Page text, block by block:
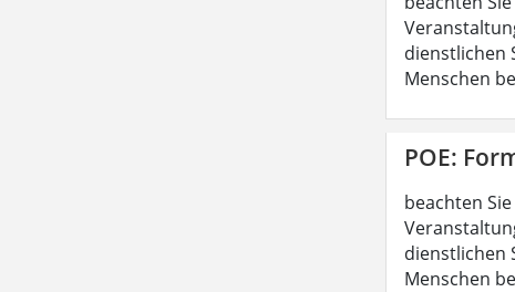
dienstlichen
Menschen
POE:
beachten
dienstlichen
Menschen